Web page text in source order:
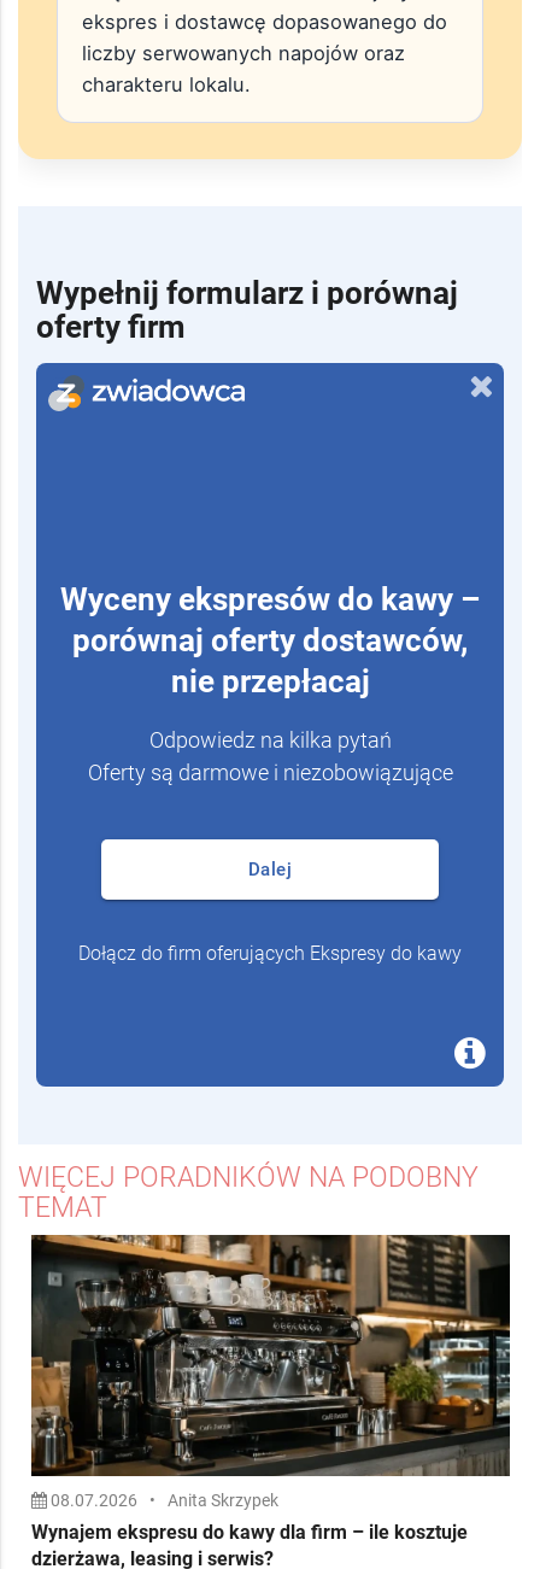
→ Pomaga dopasować sprzęt do skali
działalności
Dzięki zestawieniu ofert łatwiej wybrać
Wypełnij formularz i porównaj
oferty firm
Wyceny ekspresów do kawy –
porównaj oferty dostawców,
nie przepłacaj
Oferty są darmowe i niezobowiązujące
Dalej
Dołącz do firm oferujących Ekspresy do kawy
WIĘCEJ PORADNIKÓW NA PODOBNY
TEMAT